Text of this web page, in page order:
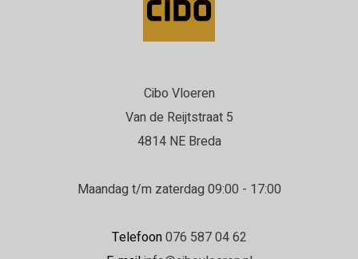
Cibo Vloeren
Van de Reijtstraat 5
4814 NE Breda
Maandag t/m zaterdag 09:00 - 17:00
Telefoon076 587 04 62